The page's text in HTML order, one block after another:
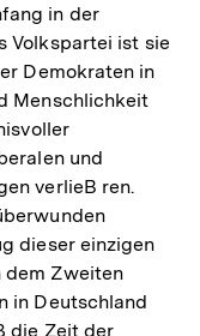
in der
Volkspartei ist sie
Demokraten in
Menschlichkeit
und
verlieB ren.
dieser einzigen
dem Zweiten
in Deutschland
die Zeit der